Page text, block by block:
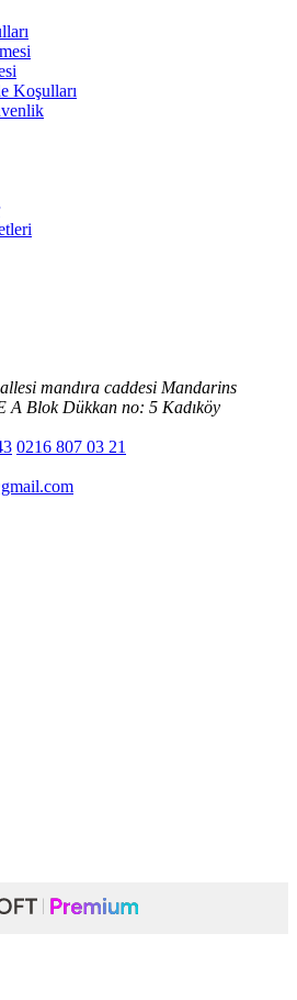
Koşulları
mandıra caddesi Mandarins
A Blok Dükkan no: 5 Kadıköy
0216 807 03 21